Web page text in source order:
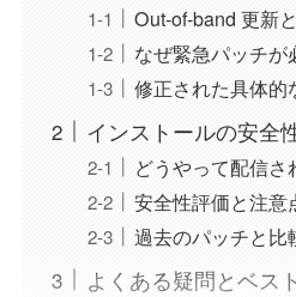
Out-of-band 更新
なぜ緊急パッチ
修正された具体的
インストールの安全
どうやって配信さ
安全性評価と注意
過去のパッチと比
よくある疑問とベス